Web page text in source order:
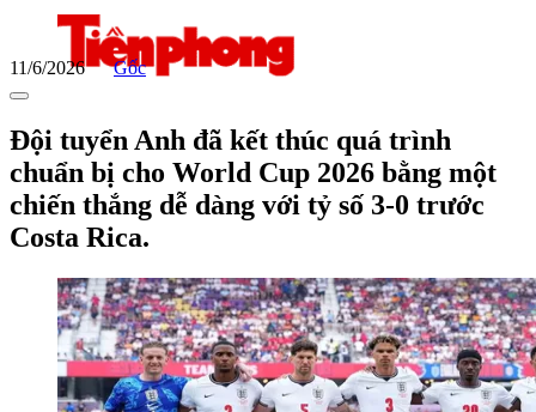
11/6/2026 Gốc
Đội tuyển Anh đã kết thúc quá trình
chuẩn bị cho World Cup 2026 bằng một
chiến thắng dễ dàng với tỷ số 3-0 trước
Costa Rica.